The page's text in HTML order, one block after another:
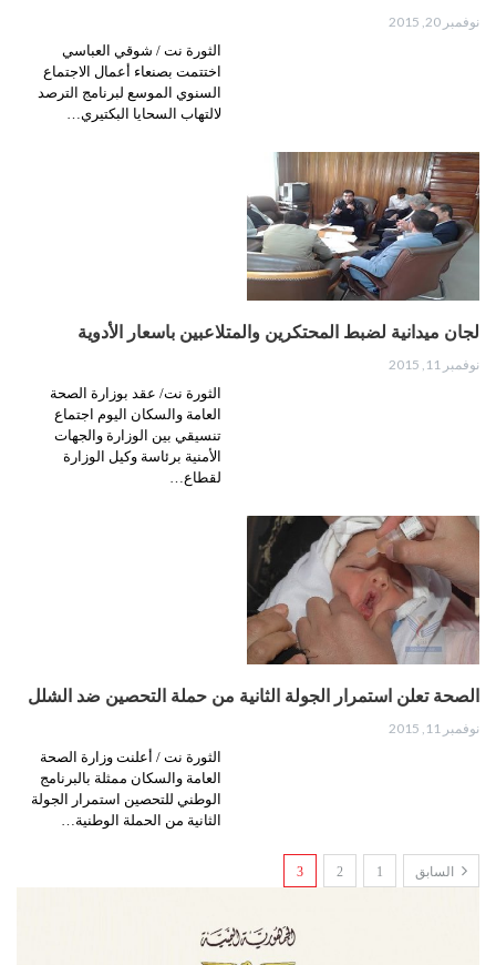
نوفمبر 20, 2015
الثورة نت / شوقي العباسي
اختتمت بصنعاء أعمال الاجتماع
السنوي الموسع لبرنامج الترصد
لالتهاب السحايا البكتيري…
لجان ميدانية لضبط المحتكرين والمتلاعبين باسعار الأدوية
نوفمبر 11, 2015
الثورة نت/ عقد بوزارة الصحة
العامة والسكان اليوم اجتماع
تنسيقي بين الوزارة والجهات
الأمنية برئاسة وكيل الوزارة
لقطاع…
الصحة تعلن استمرار الجولة الثانية من حملة التحصين ضد الشلل
نوفمبر 11, 2015
الثورة نت / أعلنت وزارة الصحة
العامة والسكان ممثلة بالبرنامج
الوطني للتحصين استمرار الجولة
الثانية من الحملة الوطنية…
السابق 1
2
3